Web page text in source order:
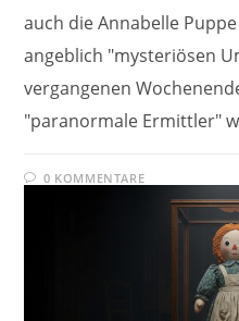
auch die Annabelle
angeblich "mysteriösen
vergangenen
"paranormale Ermittler"
0 KOMMENTARE